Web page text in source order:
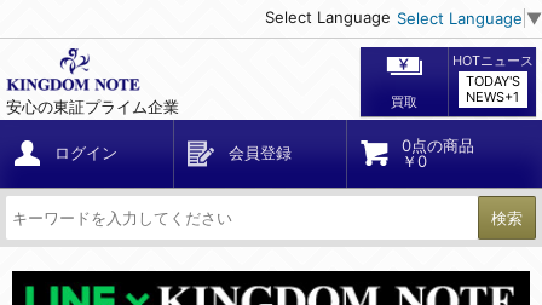
Select Language Select Language ▼
安心の東証プライム企業 買取
HOTニュース
TODAY'S
NEWS+1
ログイン 会員登録
0点の商品
￥0
検索